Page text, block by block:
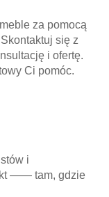
za pomocą
się z
i ofertę.
Ci pomóc.
i
—— tam, gdzie